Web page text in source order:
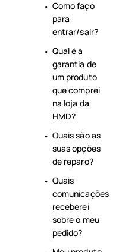
Como faço
para
entrar/sair?
Qual é a
garantia de
um produto
que comprei
na loja da
HMD?
Quais são as
suas opções
de reparo?
Quais
comunicações
receberei
sobre o meu
pedido?